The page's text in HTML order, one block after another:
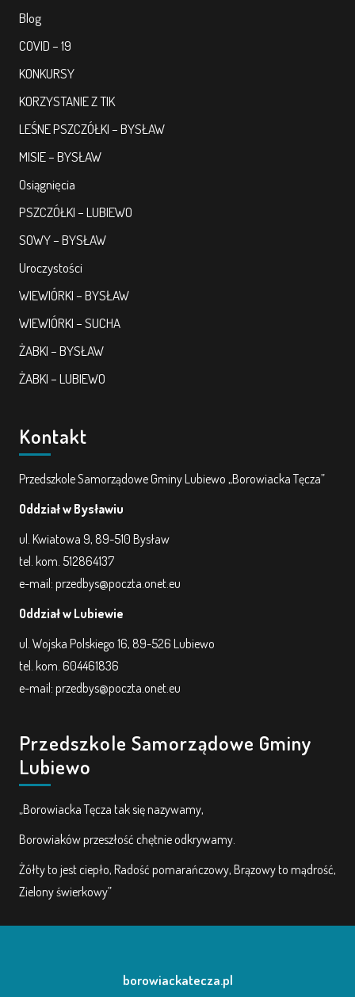
Blog
COVID – 19
KONKURSY
KORZYSTANIE Z TIK
LEŚNE PSZCZÓŁKI – BYSŁAW
MISIE – BYSŁAW
Osiągnięcia
PSZCZÓŁKI – LUBIEWO
SOWY – BYSŁAW
Uroczystości
WIEWIÓRKI – BYSŁAW
WIEWIÓRKI – SUCHA
ŻABKI – BYSŁAW
ŻABKI – LUBIEWO
Kontakt
Przedszkole Samorządowe Gminy Lubiewo „Borowiacka Tęcza”
Oddział w Bysławiu
ul. Kwiatowa 9, 89-510 Bysław
tel. kom. 512864137
e-mail: przedbys@poczta.onet.eu
Oddział w Lubiewie
ul. Wojska Polskiego 16, 89-526 Lubiewo
tel. kom. 604461836
e-mail: przedbys@poczta.onet.eu
Przedszkole Samorządowe Gminy
Lubiewo
„Borowiacka Tęcza tak się nazywamy,
Borowiaków przeszłość chętnie odkrywamy.
Żółty to jest ciepło, Radość pomarańczowy, Brązowy to mądrość,
Zielony świerkowy”
borowiackatecza.pl